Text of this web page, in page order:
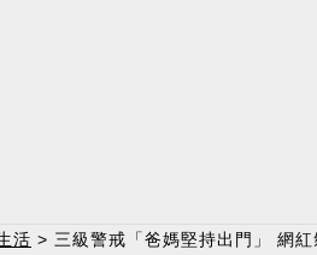
活 > 三級警戒「爸媽堅持出門」 網紅